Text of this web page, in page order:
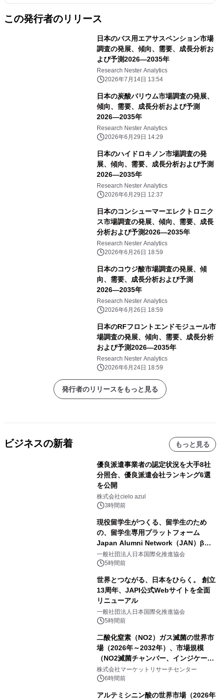
この発行者のリリース
日本のバス用エアサスペンション市場
調査の発展、傾向、需要、成長分析お
よび予測2026―2035年
Research Nester Analytics
2026年7月14日 13:54
日本の炭酸バリウム市場調査の発展、
傾向、需要、成長分析および予測
2026―2035年
Research Nester Analytics
2026年6月29日 14:29
日本のハイドロキノン市場調査の発
展、傾向、需要、成長分析および予測
2026―2035年
Research Nester Analytics
2026年6月29日 12:37
日本のコンシューマーエレクトロニク
ス市場調査の発展、傾向、需要、成長
分析および予測2026―2035年
Research Nester Analytics
2026年6月26日 18:59
日本のコウジ酸市場調査の発展、傾
向、需要、成長分析および予測
2026―2035年
Research Nester Analytics
2026年6月26日 18:59
日本のRFフロントエンドモジュール市
場調査の発展、傾向、需要、成長分析
および予測2026―2035年
Research Nester Analytics
2026年6月24日 18:59
発行者のリリースをもっと見る
ビジネスの新着 もっと見る
優良派遣事業者の認定状況を大手8社
分照合、優良派遣会社ランキング6選
を公開
株式会社cielo azul
3時間前
現役留学生がつくる、留学生のため
の、留学生専用プラットフォーム
Japan Alumni Network（JAN）β版
をリリース
一般社団法人日本国際化推進協会
5時間前
世界とつながる、日本をひらく。 創立
13周年、JAPI公式Webサイトを全面
リニューアル
一般社団法人日本国際化推進協会
5時間前
二酸化窒素（NO2）ガス滅菌の世界市
場（2026年～2032年）、市場規模
（NO2滅菌チャンバー、インジケータ
ーおよびモニタリングシステム、その
他）・分析レポートを発表
株式会社マーケットリサーチセンター
6時間前
アルテミシニン酸の世界市場（2026年